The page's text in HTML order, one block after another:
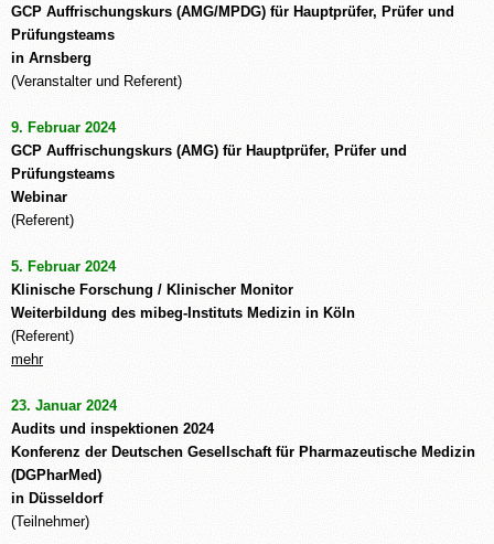
GCP Auffrischungskurs (AMG/MPDG) für Hauptprüfer, Prüfer und
Prüfungsteams
in Arnsberg
(Veranstalter und Referent)
9. Februar 2024
GCP Auffrischungskurs (AMG) für Hauptprüfer, Prüfer und
Prüfungsteams
Webinar
(Referent)
5. Februar 2024
Klinische Forschung / Klinischer Monitor
Weiterbildung des mibeg-Instituts Medizin in Köln
(Referent)
mehr
23. Januar 2024
Audits und inspektionen 2024
Konferenz der Deutschen Gesellschaft für Pharmazeutische Medizin
(DGPharMed)
in Düsseldorf
(Teilnehmer)